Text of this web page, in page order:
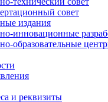
совет
издания
инновационные
образовательные
и реквизиты